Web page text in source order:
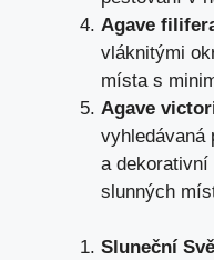
Agave
vláknitými
místa s
Agave
vyhledávaná
a dekorativní
slunných
Sluneční